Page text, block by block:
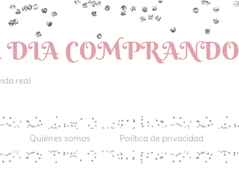
DIA COMPRANDO
real
Quiénes somos Política de privacidad